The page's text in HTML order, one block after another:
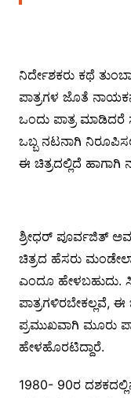
ನಿರ್ದೇಶಕರು ಕಥೆ
ಪಾತ್ರಗಳ ಜೊತೆ
ಒಂದು ಪಾತ್ರ ಮಾಡಿದರೆ
ಒಬ್ಬ ನಟನಾಗಿ
ಈ ಚಿತ್ರದಲ್ಲಿದೆ ಹಾಗಾಗಿ
ಶ್ರೀಧರ್ ಪೂರ್ವಜಿತ್
ಚಿತ್ರದ ಹೆಸರು
ಎಂದೂ ಹೇಳಬಹುದು.
ಪಾತ್ರಗಳಿರಬೇಕಲ್ಲವೆ,
ಪ್ರಮುಖವಾಗಿ ಮೂರು
ಹೇಳಹೊರಟಿದ್ದಾರೆ.
1980- 90ರ